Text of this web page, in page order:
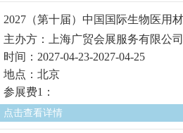
2027（第十届）中国国际生物医用
主办方：上海广贸会展服务有限公司
时间：2027-04-23-2027-04-25
地点：北京
参展费1：
点击查看详情